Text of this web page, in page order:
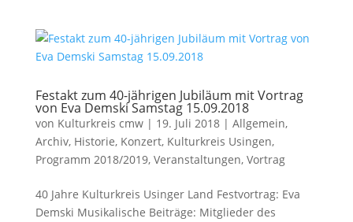
Festakt zum 40-jährigen Jubiläum mit Vortrag
von Eva Demski Samstag 15.09.2018
von Kulturkreis cmw| 19. Juli 2018| Allgemein,
Archiv, Historie, Konzert, Kulturkreis Usingen,
Programm 2018/2019, Veranstaltungen, Vortrag
40 Jahre Kulturkreis Usinger Land Festvortrag: Eva
Demski Musikalische Beiträge: Mitglieder des